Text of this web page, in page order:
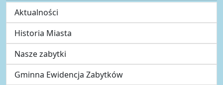
Aktualności
Historia Miasta
Nasze zabytki
Gminna Ewidencja Zabytków